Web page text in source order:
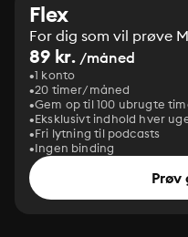
Flex
For dig som vil prøve
89 kr. /måned
1 konto
20 timer/måned
Gem op til 100 ubrugte
Eksklusivt indhold hver
Fri lytning til podcasts
Ingen binding
Prøv